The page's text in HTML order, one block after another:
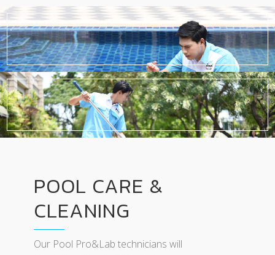
POOL CARE &
CLEANING
Our Pool Pro&Lab technicians will